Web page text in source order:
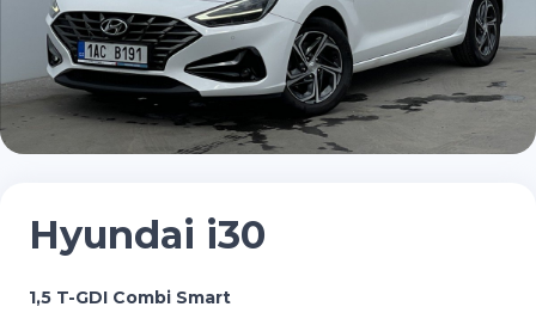
Hyundai i30
1,5 T-GDI Combi Smart